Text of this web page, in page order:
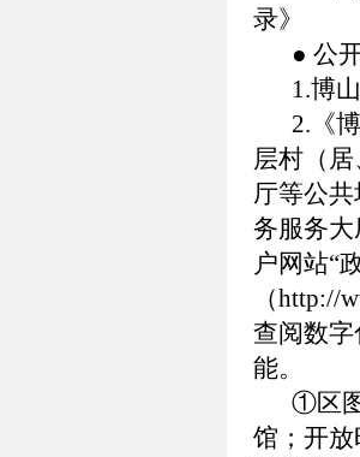
录》
● 公
1.博
2.《
层村（
厅等公
务服务
户网站“
（http://
查阅数
能。
①区
馆；开